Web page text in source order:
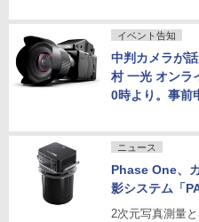
イベント告知
中判カメラが
村 一光 オンラ
0時より。事前
ニュース
Phase One、
影システム「
2次元写真測量